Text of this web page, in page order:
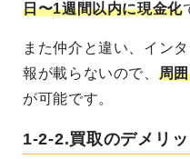
日〜1週間以内に現金化
また仲介と違い、イン
報が載らないので、 周
が可能です。
1-2-2.買取のデメリッ